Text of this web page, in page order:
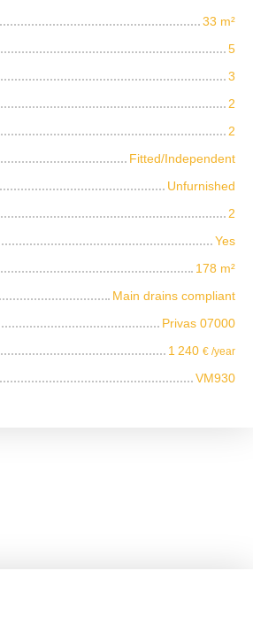
33 m²
5
3
2
2
Fitted/Independent
Unfurnished
2
Yes
178 m²
Main drains compliant
Privas 07000
1 240 € /year
VM930